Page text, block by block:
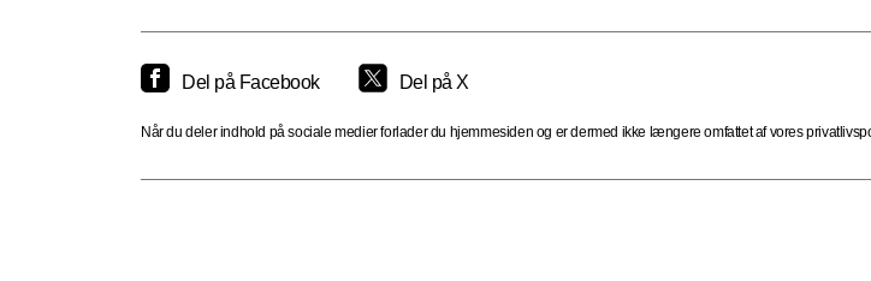
Del på Facebook Del på X
Når du deler indhold på sociale medier forlader du hjemmesiden og er dermed ikke længere omfattet af vores